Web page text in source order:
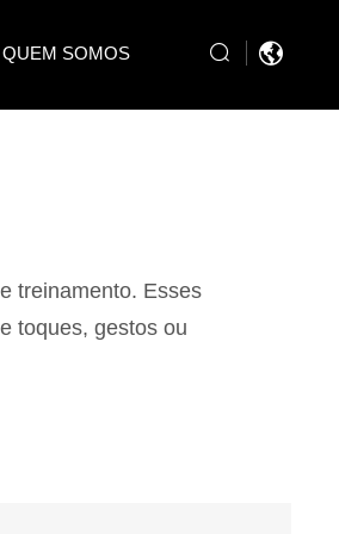
QUEM SOMOS​
treinamento. Esses
toques, gestos ou